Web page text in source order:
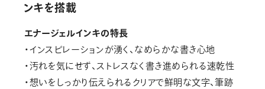
ンキを搭載
エナージェルインキの特長
・インスピレーションが湧く、なめらかな書き心地
・汚れを気にせず、ストレスなく書き進められる速乾性
・想いをしっかり伝えられるクリアで鮮明な文字、筆跡